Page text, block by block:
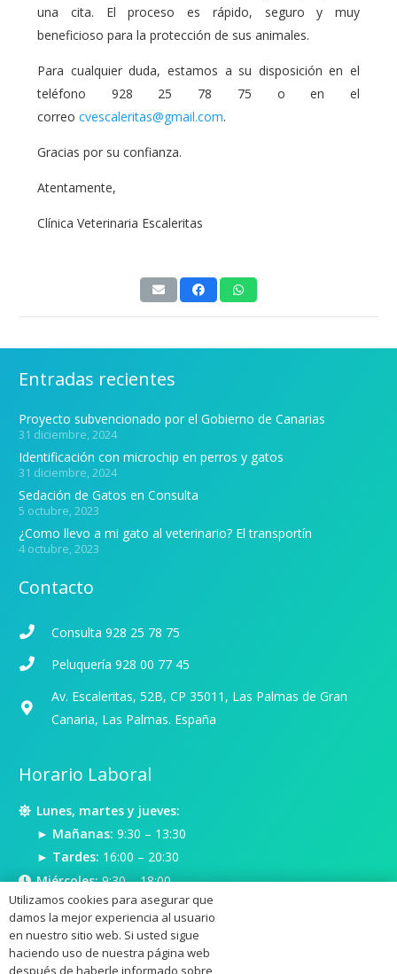
una cita. El proceso es rápido, seguro y muy
beneficioso para la protección de sus animales.
Para cualquier duda, estamos a su disposición en el
teléfono 928 25 78 75 o en el
correo cvescaleritas@gmail.com.
Gracias por su confianza.
Atentamente,
Clínica Veterinaria Escaleritas
Entradas recientes
Proyecto subvencionado por el Gobierno de Canarias
31 diciembre, 2024
Identificación con microchip en perros y gatos
31 diciembre, 2024
Sedación de Gatos en Consulta
5 octubre, 2023
¿Como llevo a mi gato al veterinario? El transportín
4 octubre, 2023
Contacto
Consulta 928 25 78 75
Peluquería 928 00 77 45
Av. Escaleritas, 52B, CP 35011, Las Palmas de Gran
Canaria, Las Palmas. España
Horario Laboral
Lunes, martes y jueves:
► Mañanas: 9:30 – 13:30
► Tardes: 16:00 – 20:30
Miércoles:9:30 – 18:00
Viernes:9:30 – 18:00
Utilizamos cookies para asegurar que
damos la mejor experiencia al usuario
en nuestro sitio web. Si usted sigue
haciendo uso de nuestra página web
después de haberle informado sobre